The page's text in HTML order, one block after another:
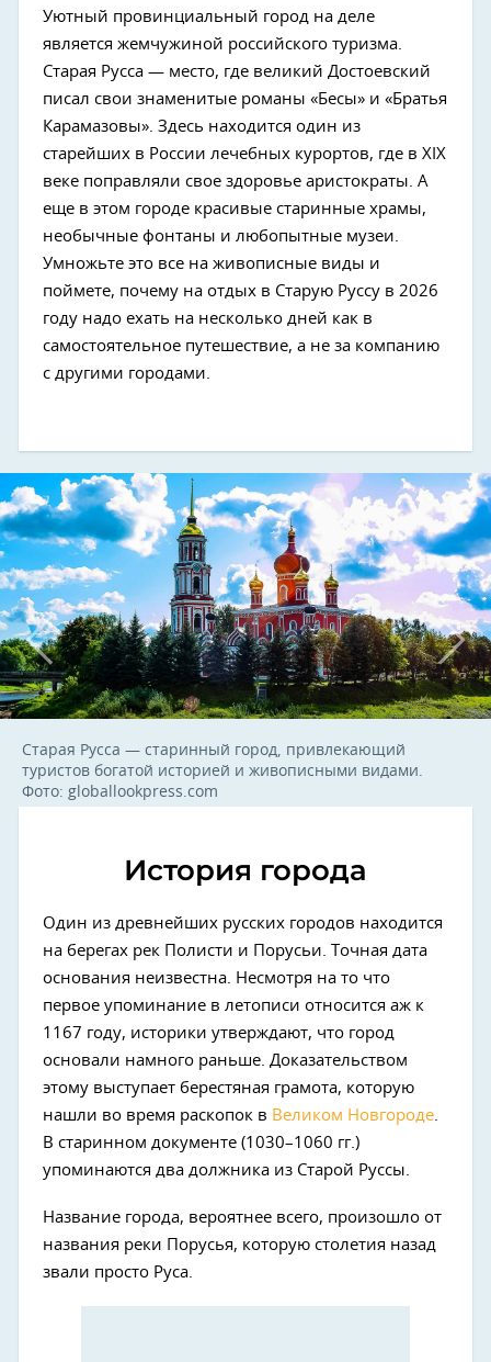
Уютный провинциальный город на деле
является жемчужиной российского туризма.
Старая Русса — место, где великий Достоевский
писал свои знаменитые романы «Бесы» и «Братья
Карамазовы». Здесь находится один из
старейших в России лечебных курортов, где в XIX
веке поправляли свое здоровье аристократы. А
еще в этом городе красивые старинные храмы,
необычные фонтаны и любопытные музеи.
Умножьте это все на живописные виды и
поймете, почему на отдых в Старую Руссу в 2026
году надо ехать на несколько дней как в
самостоятельное путешествие, а не за компанию
с другими городами.
Старая Русса — старинный город, привлекающий
туристов богатой историей и живописными видами.
Фото: globallookpress.com
Next
История города
Один из древнейших русских городов находится
на берегах рек Полисти и Порусьи. Точная дата
основания неизвестна. Несмотря на то что
первое упоминание в летописи относится аж к
1167 году, историки утверждают, что город
основали намного раньше. Доказательством
этому выступает берестяная грамота, которую
нашли во время раскопок в Великом Новгороде.
В старинном документе (1030–1060 гг.)
упоминаются два должника из Старой Руссы.
Название города, вероятнее всего, произошло от
названия реки Порусья, которую столетия назад
звали просто Руса.